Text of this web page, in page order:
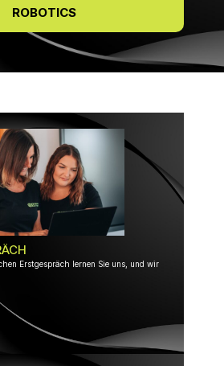
ROBOTICS
Erstgespräch lernen Sie uns, und wir